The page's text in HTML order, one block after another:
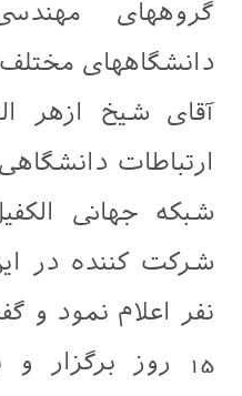
گروههای
دانشگاههای
آقای شیخ ازهر
ارتباطات
شبکه جهانی
نفر اعلام نمود و
15 روز برگزار